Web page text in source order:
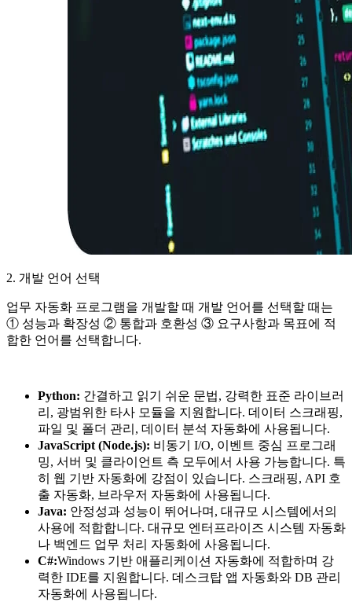
2. 개발 언어 선택
업무 자동화 프로그램을 개발할 때 개발 언어를 선택할 때는
① 성능과 확장성 ② 통합과 호환성 ③ 요구사항과 목표에 적
합한 언어를 선택합니다.
Python: 간결하고 읽기 쉬운 문법, 강력한 표준 라이브러
리, 광범위한 타사 모듈을 지원합니다. 데이터 스크래핑,
파일 및 폴더 관리, 데이터 분석 자동화에 사용됩니다.
JavaScript (Node.js): 비동기 I/O, 이벤트 중심 프로그래
밍, 서버 및 클라이언트 측 모두에서 사용 가능합니다. 특
히 웹 기반 자동화에 강점이 있습니다. 스크래핑, API 호
출 자동화, 브라우저 자동화에 사용됩니다.
Java: 안정성과 성능이 뛰어나며, 대규모 시스템에서의
사용에 적합합니다. 대규모 엔터프라이즈 시스템 자동화
나 백엔드 업무 처리 자동화에 사용됩니다.
C#:Windows 기반 애플리케이션 자동화에 적합하며 강
력한 IDE를 지원합니다. 데스크탑 앱 자동화와 DB 관리
자동화에 사용됩니다.